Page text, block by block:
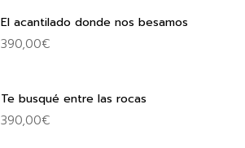
El acantilado donde nos besamos
390,00€
Te busqué entre las rocas
390,00€